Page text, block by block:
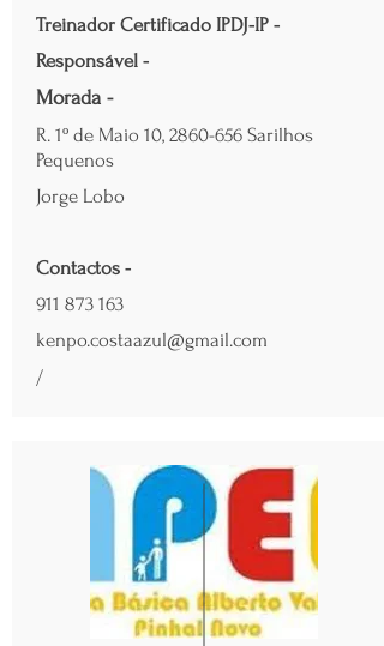
Treinador Certificado IPDJ-IP -
Responsável -
Morada -
R. 1º de Maio 10, 2860-656 Sarilhos
Pequenos
Jorge Lobo
Contactos -
911 873 163
kenpo.costaazul@gmail.com
/